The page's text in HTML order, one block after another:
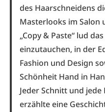
des Haarschneidens
Masterlooks im Salon
„Copy & Paste“ lud
einzutauchen, in der
Fashion und Design
Schönheit Hand in
Jeder Schnitt und
erzählte eine